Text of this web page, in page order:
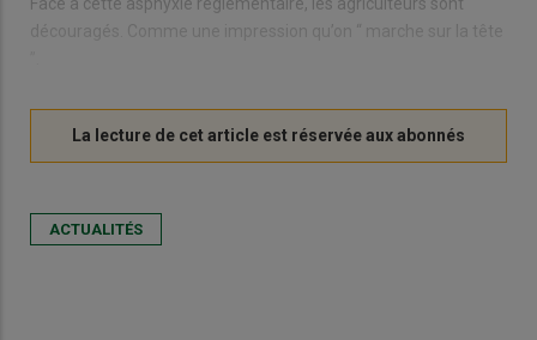
découragés. Comme une impression qu’on “ marche sur la tête
ACTUALITÉS